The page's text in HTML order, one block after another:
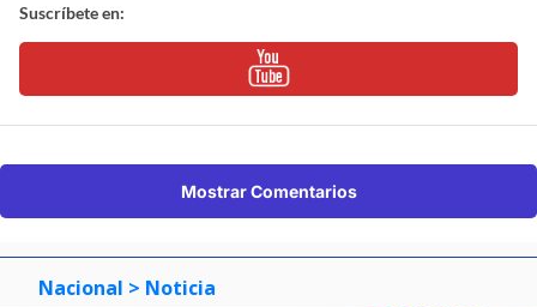
Suscríbete en:
Mostrar Comentarios
Nacional > Noticia